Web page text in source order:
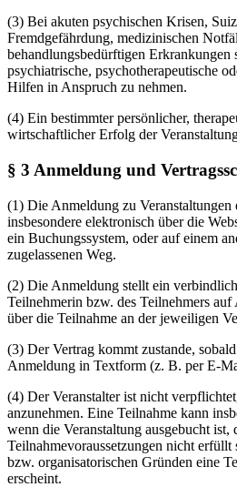
(3) Bei akuten psychischen Krisen,
Fremdgefährdung, medizinischen
behandlungsbedürftigen
psychiatrische, psychotherapeutische
Hilfen in Anspruch zu nehmen.
(4) Ein bestimmter persönlicher,
wirtschaftlicher Erfolg der
§ 3 Anmeldung und
(1) Die Anmeldung zu
insbesondere elektronisch über die
ein Buchungssystem, oder auf einem
zugelassenen Weg.
(2) Die Anmeldung stellt ein
Teilnehmerin bzw. des Teilnehmers auf
über die Teilnahme an der jeweiligen
(3) Der Vertrag kommt zustande,
Anmeldung in Textform (z. B. per E-
(4) Der Veranstalter ist nicht
anzunehmen. Eine Teilnahme kann
wenn die Veranstaltung ausgebucht ist,
Teilnahmevoraussetzungen nicht erfüllt
bzw. organisatorischen Gründen eine
erscheint.